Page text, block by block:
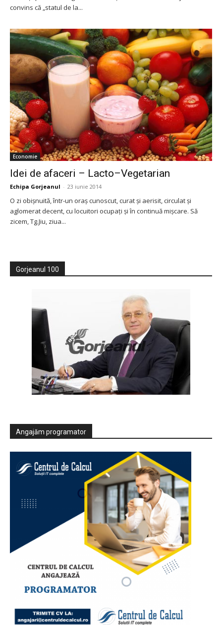
convins că „statul de la...
Economie
Idei de afaceri – Lacto–Vegetarian
Echipa Gorjeanul - 23 iunie 2014
O zi obişnuită, într-un oraş cunoscut, curat şi aerisit, circulat şi
aglomerat decent, cu locuitori ocupaţi şi în continuă mişcare. Să
zicem, Tg.Jiu, ziua...
Gorjeanul 100
Angajăm programator